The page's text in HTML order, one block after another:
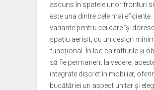
ascuns în spatele unor fronturi
este una dintre cele mai eficiente
variante pentru cei care își
spațiu aerisit, cu un design
funcțional. În loc ca rafturile și
să fie permanent la vedere,
integrate discret în mobilier,
bucătăriei un aspect unitar și